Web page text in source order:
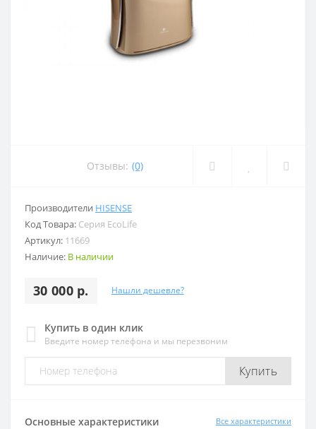
Отзывы: (0)
Производители HISENSE
Код Товара: Серия EcoLife
Артикул: 11669
Наличие: В наличии
30 000 р. Нашли дешевле?
Купить в один клик
Введите номер телефона и мы перезвоним
Купить
Основные характеристики Все характеристики